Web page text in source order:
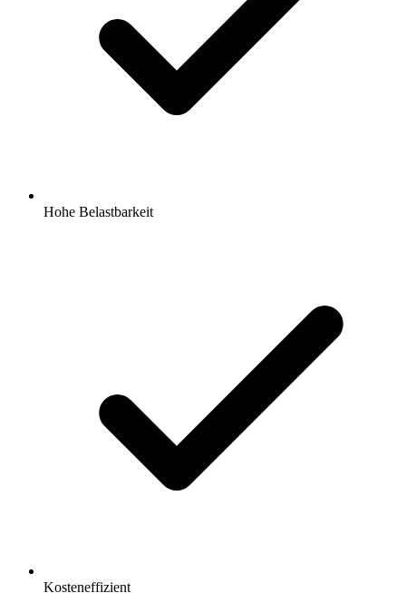
Hohe Belastbarkeit
Kosteneffizient